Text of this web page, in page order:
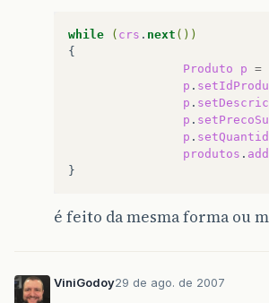
while ( crs . next ())
Produto
p =
p .
p .
p .
p .
produtos . add
é feito da mesma forma ou
ViniGodoy29 de ago. de 2007